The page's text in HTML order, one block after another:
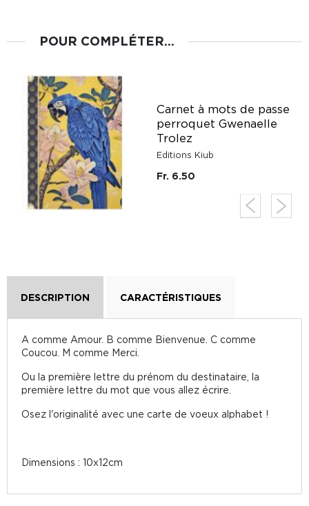
POUR COMPLÉTER...
Carnet à mots de passe
perroquet Gwenaelle
Trolez
Editions Kiub
Fr. 6.50
DESCRIPTION CARACTÉRISTIQUES
A comme Amour. B comme Bienvenue. C comme
Coucou. M comme Merci.
Ou la première lettre du prénom du destinataire, la
première lettre du mot que vous allez écrire.
Osez l'originalité avec une carte de voeux alphabet !
Dimensions : 10x12cm